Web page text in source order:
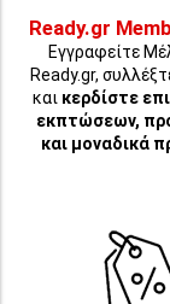
Ready.gr
Εγγραφείτε
Ready.gr,
και κερδίστε
εκπτώσεων,
και μοναδικά